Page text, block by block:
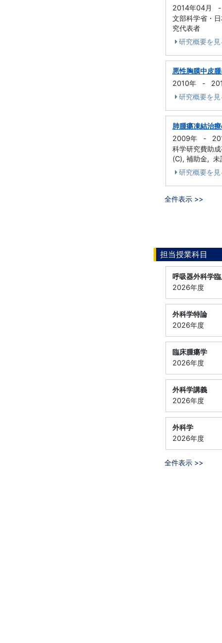
2014年04月
-
文部科学省・
究代表者
研究概要を見
悪性胸膜中皮
2010年
-
研究概要を見
肺腫瘍凍結治
2009年
-
科学研究費助
(C), 補助金, 未
研究概要を見
全件表示 >>
担当授業科目
呼吸器外科学
2026年度
外科学特論
2026年度
臨床腫瘍学
2026年度
外科学講義
2026年度
外科学
2026年度
全件表示 >>